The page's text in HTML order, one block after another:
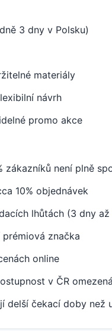
3 dny v Polsku)
materiály
návrh
promo akce
zákazníků není plně
10% objednávek
lhůtách (3 dny
prémiová značka
online
v ČR
delší čekací doby než